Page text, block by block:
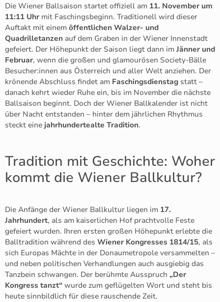
Die Wiener Ballsaison startet offiziell am 11. November um
11:11 Uhr mit Faschingsbeginn. Traditionell wird dieser
Auftakt mit einem öffentlichen Walzer- und
Quadrilletanzen auf dem Graben in der Wiener Innenstadt
gefeiert. Der Höhepunkt der Saison liegt dann im Jänner und
Februar, wenn die großen und glamourösen Society-Bälle
Besucher:innen aus Österreich und aller Welt anziehen. Der
krönende Abschluss findet am Faschingsdienstag statt –
danach kehrt wieder Ruhe ein, bis im November die nächste
Ballsaison beginnt. Doch der Wiener Ballkalender ist nicht
über Nacht entstanden – hinter dem jährlichen Rhythmus
steckt eine jahrhundertealte Tradition.
Tradition mit Geschichte: Woher
kommt die Wiener Ballkultur?
Die Anfänge der Wiener Ballkultur liegen im 17.
Jahrhundert, als am kaiserlichen Hof prachtvolle Feste
gefeiert wurden. Ihren ersten großen Höhepunkt erlebte die
Balltradition während des Wiener Kongresses 1814/15, als
sich Europas Mächte in der Donaumetropole versammelten –
und neben politischen Verhandlungen auch ausgiebig das
Tanzbein schwangen. Der berühmte Ausspruch „Der
Kongress tanzt“ wurde zum geflügelten Wort und steht bis
heute sinnbildlich für diese rauschende Zeit.